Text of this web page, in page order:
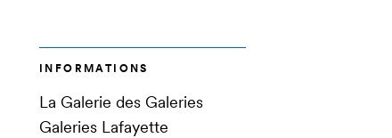
INFORMATIONS
La Galerie des Galeries
Galeries Lafayette